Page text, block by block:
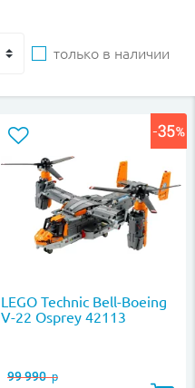
только в наличии
LEGO Technic Bell-Boeing
V-22 Osprey 42113
99 990р